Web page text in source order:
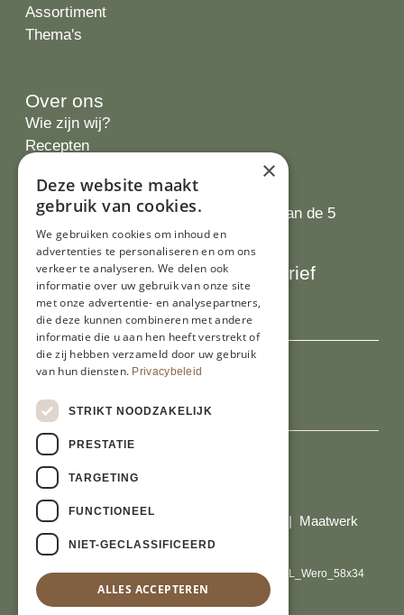
Assortiment
Thema's
Over ons
Wie zijn wij?
Recepten
Recensies
Onze klanten waarderen ons met 4.9 van de 5
sterren
Schrijf je in voor onze nieuwsbrief
E-mailadres
Al onze prijzen zijn incl. BTW
© Copyright 2026 Limburgs Bakwinkeltje | Maatwerk
website webmix
×
Deze website maakt
gebruik van cookies.
We gebruiken cookies om inhoud en
advertenties te personaliseren en om ons
verkeer te analyseren. We delen ook
informatie over uw gebruik van onze site
met onze advertentie- en analysepartners,
die deze kunnen combineren met andere
informatie die u aan hen heeft verstrekt of
die zij hebben verzameld door uw gebruik
van hun diensten. Privacybeleid
STRIKT NOODZAKELIJK
PRESTATIE
TARGETING
FUNCTIONEEL
NIET-GECLASSIFICEERD
ALLES ACCEPTEREN